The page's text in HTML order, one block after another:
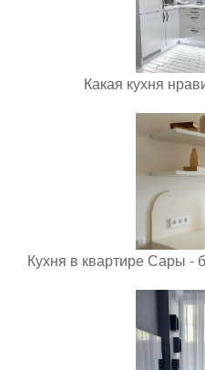
Какая кухня
Кухня в квартире Сары -